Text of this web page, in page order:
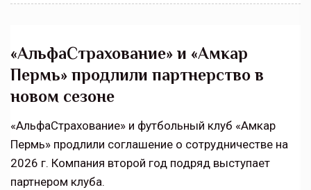
«АльфаСтрахование» и «Амкар
Пермь» продлили партнерство в
новом сезоне
«АльфаСтрахование» и футбольный клуб «Амкар
Пермь» продлили соглашение о сотрудничестве на
2026 г. Компания второй год подряд выступает
партнером клуба.